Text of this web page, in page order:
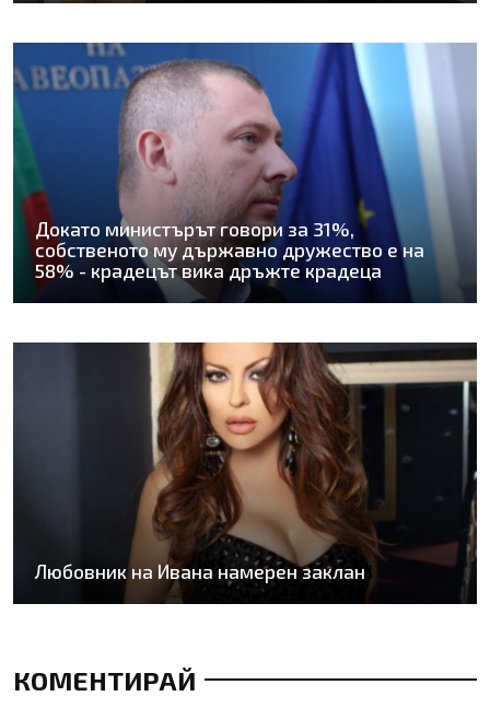
Докато министърът говори за 31%,
собственото му държавно дружество е на
58% - крадецът вика дръжте крадеца
Любовник на Ивана намерен заклан
КОМЕНТИРАЙ